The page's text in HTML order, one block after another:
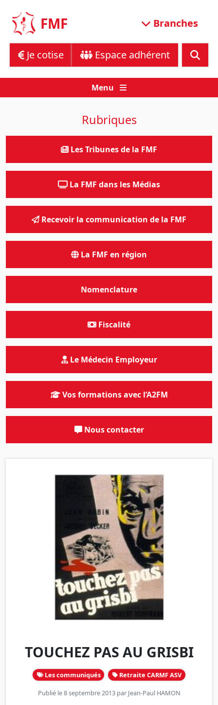
content
FMF Branches
Je cotise Espace adhérent
Menu
TOUCHEZ PAS AU GRISBI
Les communiqués Retraite CARMF ASV
Publié le 8 septembre 2013 par Jean-Paul HAMON
Rubriques
Les Tribunes de la FMF
La FMF dans les Médias
Recevoir la communication de la FMF
La FMF en région
Nomenclature
Fiscalité
Le Médecin Employeur
Vos formations avec l’A2FM
Nous contacter